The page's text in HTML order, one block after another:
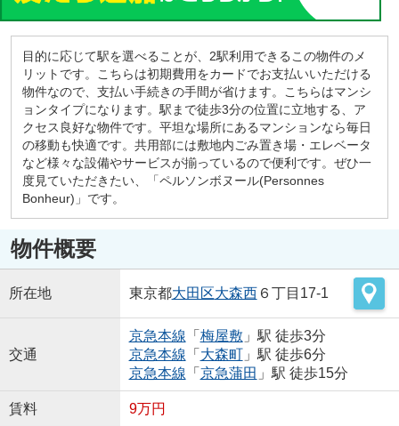
目的に応じて駅を選べることが、2駅利用できるこの物件のメ
リットです。こちらは初期費用をカードでお支払いいただける
物件なので、支払い手続きの手間が省けます。こちらはマンシ
ョンタイプになります。駅まで徒歩3分の位置に立地する、ア
クセス良好な物件です。平坦な場所にあるマンションなら毎日
の移動も快適です。共用部には敷地内ごみ置き場・エレベータ
など様々な設備やサービスが揃っているので便利です。ぜひ一
度見ていただきたい、「ペルソンボヌール(Personnes
Bonheur)」です。
物件概要
所在地 東京都大田区大森西６丁目17-1
交通
京急本線 「 梅屋敷 」駅 徒歩3分
京急本線 「 大森町」駅 徒歩6分
京急本線 「 京急蒲田 」駅 徒歩15分
賃料 9万円